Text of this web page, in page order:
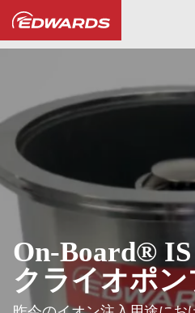
... クライオ
On-Board® IS
クライオポン